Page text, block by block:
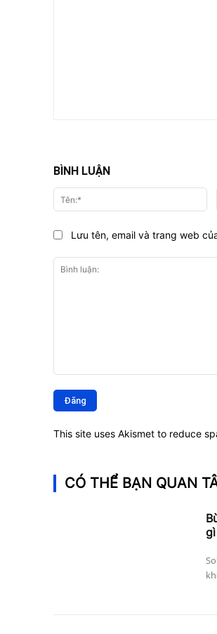
BÌNH LUẬN
luận:
Lưu tên, email và trang web
This site uses Akismet to reduce
CÓ THỂ BẠN QUAN